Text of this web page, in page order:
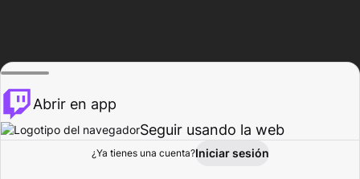
Explorar Actividad
Abrir en app
Seguir usando la web
¿Ya tienes una cuenta?Iniciar sesión